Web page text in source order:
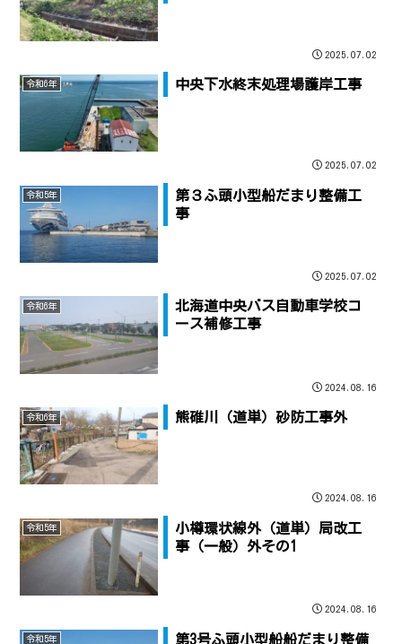
2025.07.02
令和6年 中央下水終末処理場護岸工事
2025.07.02
令和5年
第３ふ頭小型船だまり整備工
事
2025.07.02
令和6年
北海道中央バス自動車学校コ
ース補修工事
2024.08.16
令和6年 熊碓川（道単）砂防工事外
2024.08.16
令和5年
小樽環状線外（道単）局改工
事（一般）外その1
2024.08.16
令和5年
第3号ふ頭小型船船だまり整備